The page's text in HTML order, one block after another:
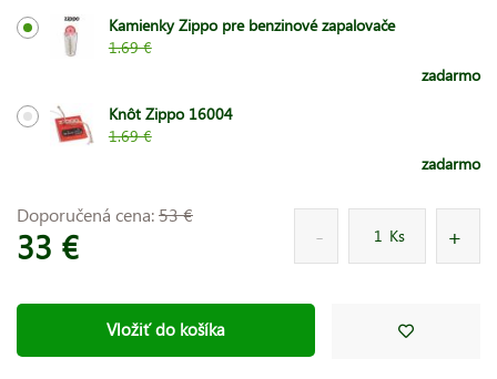
Kamienky Zippo pre benzinové zapalovače
1.69 €
zadarmo
Knôt Zippo 16004
1.69 €
zadarmo
Doporučená cena:53 €
33 € Ks
Vložiť do košíka